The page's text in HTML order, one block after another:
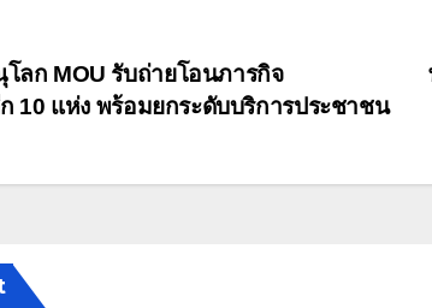
ลก MOU รับถ่ายโอนภารกิจ
10 แห่ง พร้อมยกระดับบริการประชาชน